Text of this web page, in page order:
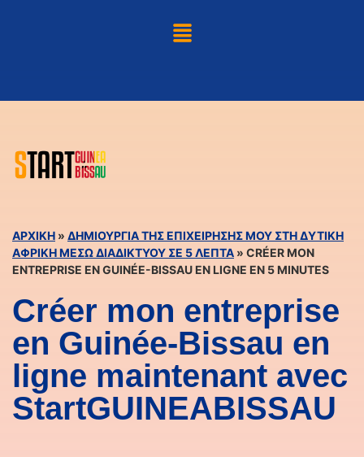
ΑΡΧΙΚΉ » ΔΗΜΙΟΥΡΓΊΑ ΤΗΣ ΕΠΙΧΕΊΡΗΣΉΣ ΜΟΥ ΣΤΗ ΔΥΤΙΚΉ
ΑΦΡΙΚΉ ΜΈΣΩ ΔΙΑΔΙΚΤΎΟΥ ΣΕ 5 ΛΕΠΤΆ » CRÉER MON
ENTREPRISE EN GUINÉE-BISSAU EN LIGNE EN 5 MINUTES
Créer mon entreprise
en Guinée-Bissau en
ligne maintenant avec
StartGUINEABISSAU